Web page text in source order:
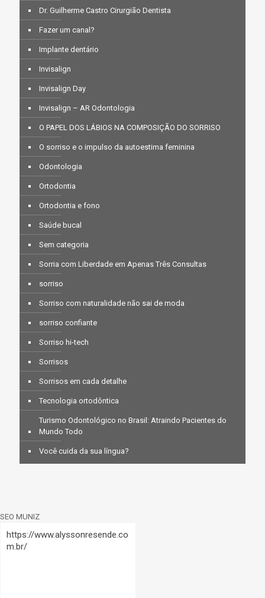
Dr. Guilherme Castro Cirurgião Dentista
Fazer um canal?
Implante dentário
Invisalign
Invisalign Day
Invisalign – AR Odontologia
O PAPEL DOS LÁBIOS NA COMPOSIÇÃO DO SORRISO
O sorriso e o impulso da autoestima feminina
Odontologia
Ortodontia
Ortodontia e fono
Saúde bucal
Sem categoria
Sorria com Liberdade em Apenas Três Consultas
sorriso
Sorriso com naturalidade não sai de moda
sorriso confiante
Sorriso hi-tech
Sorrisos
Sorrisos em cada detalhe
Tecnologia ortodôntica
Turismo Odontológico no Brasil: Atraindo Pacientes do
Mundo Todo
Você cuida da sua língua?
SEO MUNIZ